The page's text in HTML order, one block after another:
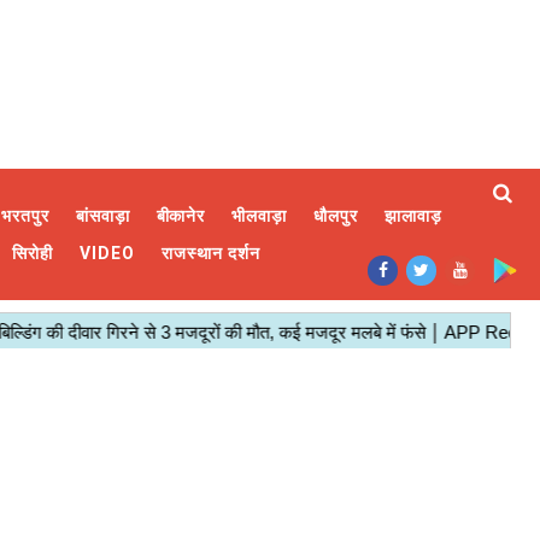
भरतपुर बांसवाड़ा बीकानेर भीलवाड़ा धौलपुर
झालावाड़
सिरोही VIDEO राजस्थान दर्शन